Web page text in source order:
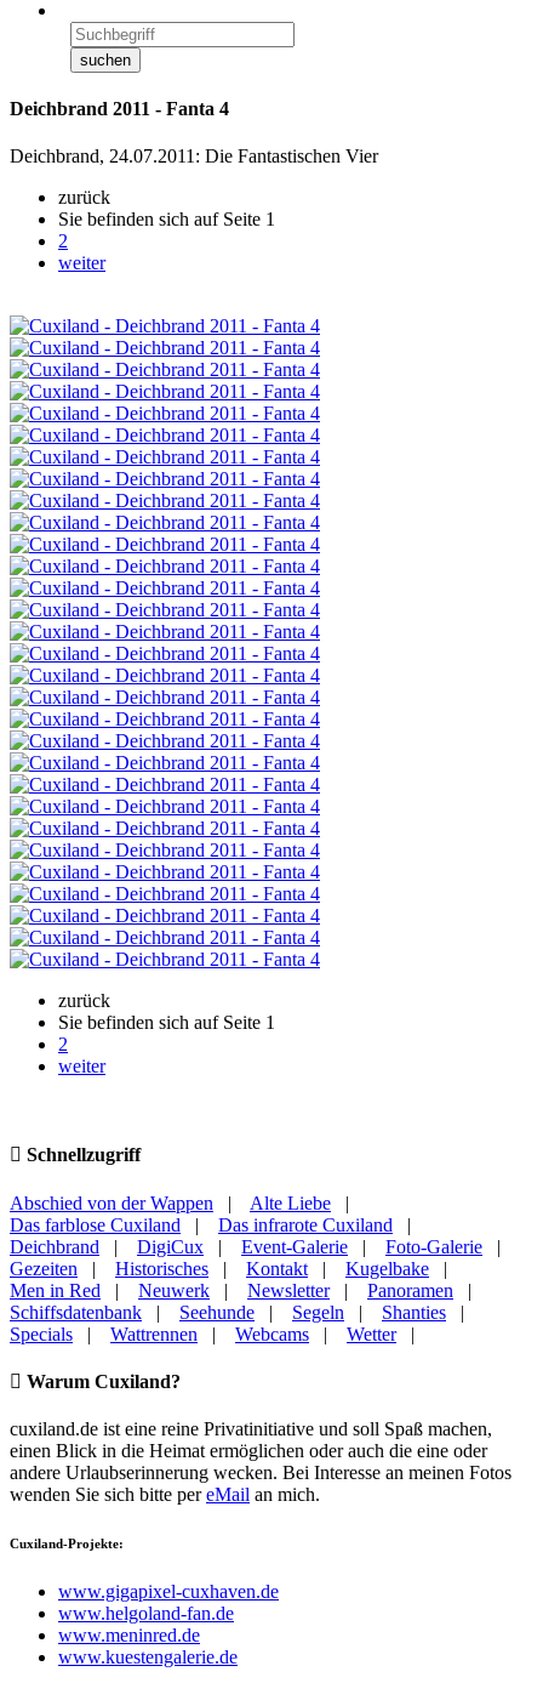
Deichbrand 2011 - Fanta 4
Deichbrand, 24.07.2011: Die Fantastischen Vier
zurück
Sie befinden sich auf Seite 1
2
weiter
zurück
Sie befinden sich auf Seite 1
2
weiter
Schnellzugriff
Abschied von der Wappen | Alte Liebe |
Das farblose Cuxiland | Das infrarote Cuxiland |
Deichbrand | DigiCux | Event-Galerie | Foto-Galerie |
Gezeiten | Historisches | Kontakt | Kugelbake |
Men in Red | Neuwerk | Newsletter| Panoramen |
Schiffsdatenbank | Seehunde | Segeln | Shanties |
Specials | Wattrennen | Webcams | Wetter|
Warum Cuxiland?
cuxiland.de ist eine reine Privatinitiative und soll Spaß machen,
einen Blick in die Heimat ermöglichen oder auch die eine oder
andere Urlaubserinnerung wecken. Bei Interesse an meinen Fotos
wenden Sie sich bitte pereMail an mich.
Cuxiland-Projekte:
www.gigapixel-cuxhaven.de
www.helgoland-fan.de
www.meninred.de
www.kuestengalerie.de